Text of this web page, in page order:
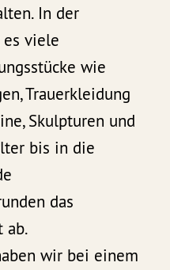
In der
viele
wie
Trauerkleidung
Skulpturen und
bis in die
das
ab.
wir bei einem